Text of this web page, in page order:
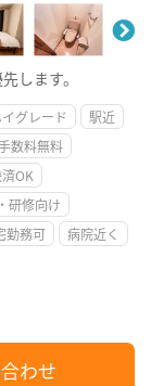
します。
グレード
駅近
数料無料
OK
研修向け
勤務可
病院近く
わせ